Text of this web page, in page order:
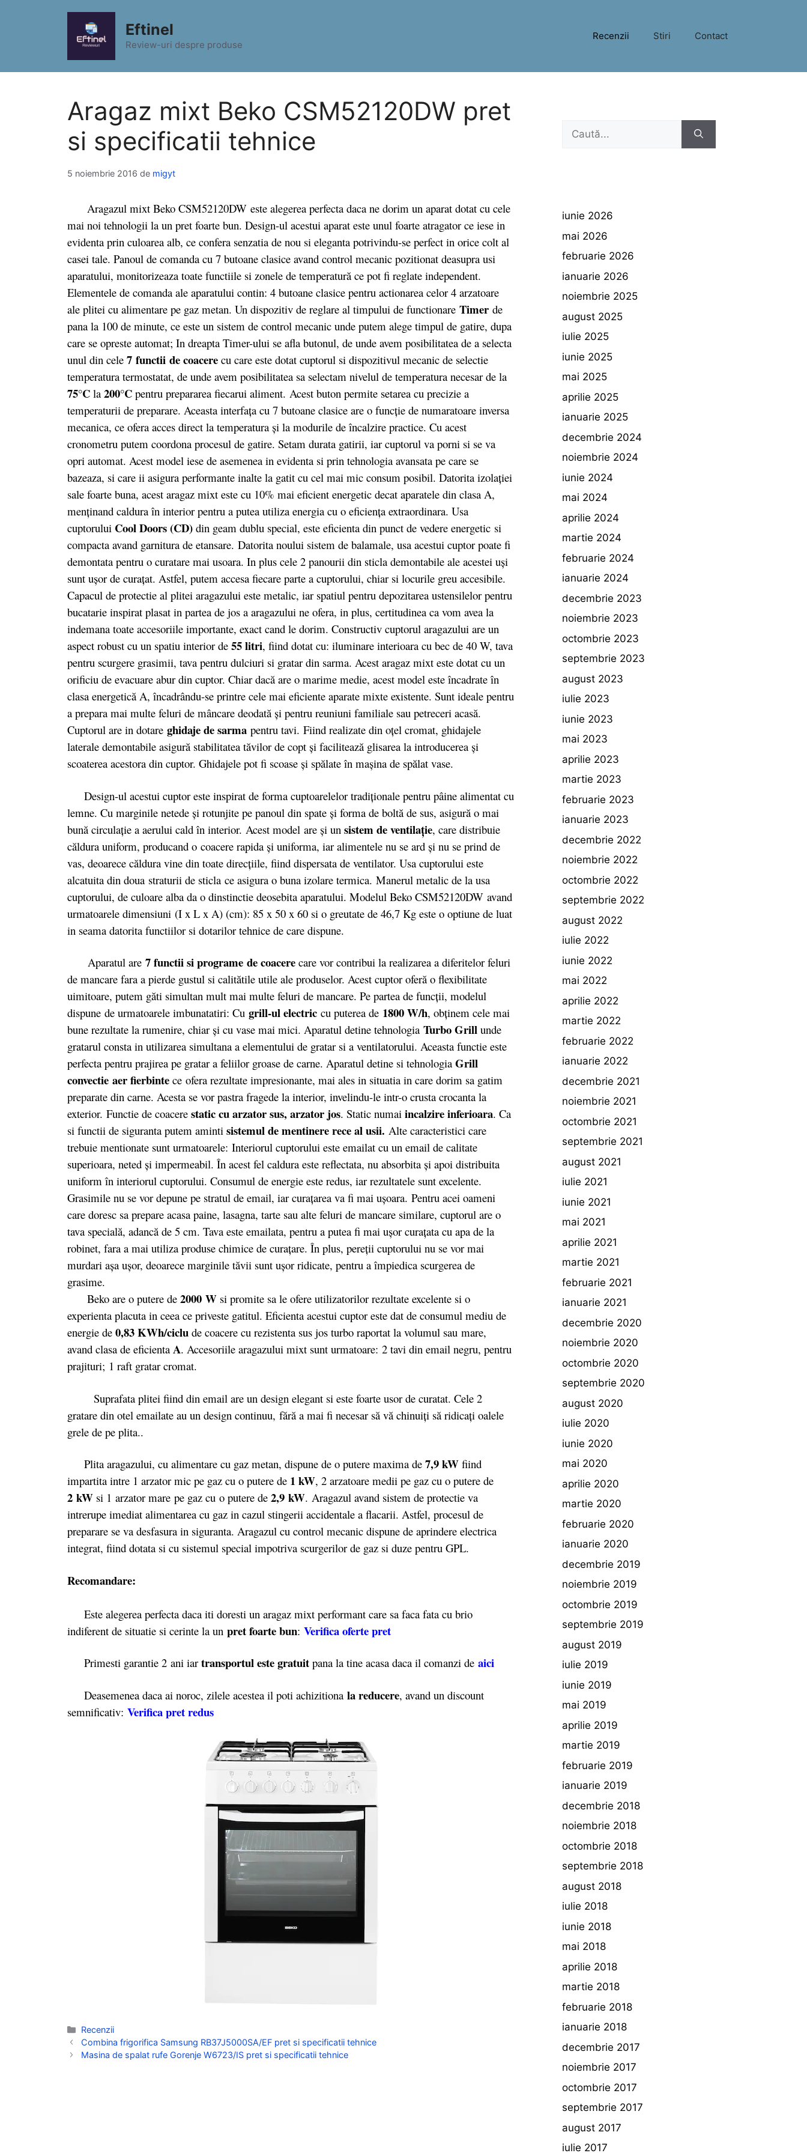
Eftinel
Review-uri despre produse
Recenzii Stiri Contact
Aragaz mixt Beko CSM52120DW pret
si specificatii tehnice
5 noiembrie 2016 de migyt
Aragazul mixt Beko CSM52120DW este alegerea perfecta daca ne dorim un aparat dotat cu cele
mai noi tehnologii la un pret foarte bun. Design-ul acestui aparat este unul foarte atragator ce iese in
evidenta prin culoarea alb, ce confera senzatia de nou si eleganta potrivindu-se perfect in orice colt al
casei tale. Panoul de comanda cu 7 butoane clasice avand control mecanic pozitionat deasupra usi
aparatului, monitorizeaza toate functiile si zonele de temperatură ce pot fi reglate independent.
Elementele de comanda ale aparatului contin: 4 butoane clasice pentru actionarea celor 4 arzatoare
ale plitei cu alimentare pe gaz metan. Un dispozitiv de reglare al timpului de functionare Timer de
pana la 100 de minute, ce este un sistem de control mecanic unde putem alege timpul de gatire, dupa
care se opreste automat; In dreapta Timer-ului se afla butonul, de unde avem posibilitatea de a selecta
unul din cele 7 functii de coacere cu care este dotat cuptorul si dispozitivul mecanic de selectie
temperatura termostatat, de unde avem posibilitatea sa selectam nivelul de temperatura necesar de la
75°C la 200°C pentru prepararea fiecarui aliment. Acest buton permite setarea cu precizie a
temperaturii de preparare. Aceasta interfaţa cu 7 butoane clasice are o funcţie de numaratoare inversa
mecanica, ce ofera acces direct la temperatura şi la modurile de încalzire practice. Cu acest
cronometru putem coordona procesul de gatire. Setam durata gatirii, iar cuptorul va porni si se va
opri automat. Acest model iese de asemenea in evidenta si prin tehnologia avansata pe care se
bazeaza, si care ii asigura performante inalte la gatit cu cel mai mic consum posibil. Datorita izolaţiei
sale foarte buna, acest aragaz mixt este cu 10% mai eficient energetic decat aparatele din clasa A,
menţinand caldura în interior pentru a putea utiliza energia cu o eficienţa extraordinara. Usa
cuptorului Cool Doors (CD) din geam dublu special, este eficienta din punct de vedere energetic si
compacta avand garnitura de etansare. Datorita noului sistem de balamale, usa acestui cuptor poate fi
demontata pentru o curatare mai usoara. In plus cele 2 panourii din sticla demontabile ale acestei uşi
sunt uşor de curaţat. Astfel, putem accesa fiecare parte a cuptorului, chiar si locurile greu accesibile.
Capacul de protectie al plitei aragazului este metalic, iar spatiul pentru depozitarea ustensilelor pentru
bucatarie inspirat plasat in partea de jos a aragazului ne ofera, in plus, certitudinea ca vom avea la
indemana toate accesoriile importante, exact cand le dorim. Constructiv cuptorul aragazului are un
aspect robust cu un spatiu interior de 55 litri, fiind dotat cu: iluminare interioara cu bec de 40 W, tava
pentru scurgere grasimii, tava pentru dulciuri si gratar din sarma. Acest aragaz mixt este dotat cu un
orificiu de evacuare abur din cuptor. Chiar dacă are o marime medie, acest model este încadrate în
clasa energetică A, încadrându-se printre cele mai eficiente aparate mixte existente. Sunt ideale pentru
a prepara mai multe feluri de mâncare deodată și pentru reuniuni familiale sau petreceri acasă.
Cuptorul are in dotare ghidaje de sarma pentru tavi. Fiind realizate din oţel cromat, ghidajele
laterale demontabile asigură stabilitatea tăvilor de copt şi facilitează glisarea la introducerea şi
scoaterea acestora din cuptor. Ghidajele pot fi scoase şi spălate în maşina de spălat vase.
Design-ul acestui cuptor este inspirat de forma cuptoarelelor tradiţionale pentru pâine alimentat cu
lemne. Cu marginile netede şi rotunjite pe panoul din spate şi forma de boltă de sus, asigură o mai
bună circulaţie a aerului cald în interior. Acest model are şi un sistem de ventilaţie, care distribuie
căldura uniform, producand o coacere rapida şi uniforma, iar alimentele nu se ard şi nu se prind de
vas, deoarece căldura vine din toate direcţiile, fiind dispersata de ventilator. Usa cuptorului este
alcatuita din doua straturii de sticla ce asigura o buna izolare termica. Manerul metalic de la usa
cuptorului, de culoare alba da o dinstinctie deosebita aparatului. Modelul Beko CSM52120DW avand
urmatoarele dimensiuni (I x L x A) (cm): 85 x 50 x 60 si o greutate de 46,7 Kg este o optiune de luat
in seama datorita functiilor si dotarilor tehnice de care dispune.
Aparatul are 7 functii si programe de coacere care vor contribui la realizarea a diferitelor feluri
de mancare fara a pierde gustul si calitătile utile ale produselor. Acest cuptor oferă o flexibilitate
uimitoare, putem găti simultan mult mai multe feluri de mancare. Pe partea de funcții, modelul
dispune de urmatoarele imbunatatiri: Cu grill-ul electric cu puterea de 1800 W/h, obţinem cele mai
bune rezultate la rumenire, chiar şi cu vase mai mici. Aparatul detine tehnologia Turbo Grill unde
gratarul consta in utilizarea simultana a elementului de gratar si a ventilatorului. Aceasta functie este
perfecta pentru prajirea pe gratar a feliilor groase de carne. Aparatul detine si tehnologia Grill
convectie aer fierbinte ce ofera rezultate impresionante, mai ales in situatia in care dorim sa gatim
preparate din carne. Acesta se vor pastra fragede la interior, invelindu-le intr-o crusta crocanta la
exterior. Functie de coacere static cu arzator sus, arzator jos. Static numai incalzire inferioara. Ca
si functii de siguranta putem aminti sistemul de mentinere rece al usii. Alte caracteristici care
trebuie mentionate sunt urmatoarele: Interiorul cuptorului este emailat cu un email de calitate
superioara, neted şi impermeabil. În acest fel caldura este reflectata, nu absorbita şi apoi distribuita
uniform în interiorul cuptorului. Consumul de energie este redus, iar rezultatele sunt excelente.
Grasimile nu se vor depune pe stratul de email, iar curaţarea va fi mai uşoara. Pentru acei oameni
care doresc sa prepare acasa paine, lasagna, tarte sau alte feluri de mancare similare, cuptorul are o
tava specială, adancă de 5 cm. Tava este emailata, pentru a putea fi mai ușor curațata cu apa de la
robinet, fara a mai utiliza produse chimice de curațare. În plus, pereții cuptorului nu se vor mai
murdari așa ușor, deoarece marginile tăvii sunt ușor ridicate, pentru a împiedica scurgerea de
grasime.
Beko are o putere de 2000 W si promite sa le ofere utilizatorilor rezultate excelente si o
experienta placuta in ceea ce priveste gatitul. Eficienta acestui cuptor este dat de consumul mediu de
energie de 0,83 KWh/ciclu de coacere cu rezistenta sus jos turbo raportat la volumul sau mare,
avand clasa de eficienta A. Accesoriile aragazului mixt sunt urmatoare: 2 tavi din email negru, pentru
prajituri; 1 raft gratar cromat.
Suprafata plitei fiind din email are un design elegant si este foarte usor de curatat. Cele 2
gratare din otel emailate au un design continuu, fără a mai fi necesar să vă chinuiţi să ridicaţi oalele
grele de pe plita..
Plita aragazului, cu alimentare cu gaz metan, dispune de o putere maxima de 7,9 kW fiind
impartita intre 1 arzator mic pe gaz cu o putere de 1 kW, 2 arzatoare medii pe gaz cu o putere de
2 kW si 1 arzator mare pe gaz cu o putere de 2,9 kW. Aragazul avand sistem de protectie va
intrerupe imediat alimentarea cu gaz in cazul stingerii accidentale a flacarii. Astfel, procesul de
preparare se va desfasura in siguranta. Aragazul cu control mecanic dispune de aprindere electrica
integrat, fiind dotata si cu sistemul special impotriva scurgerilor de gaz si duze pentru GPL.
Recomandare:
Este alegerea perfecta daca iti doresti un aragaz mixt performant care sa faca fata cu brio
indiferent de situatie si cerinte la un pret foarte bun: Verifica oferte pret
Primesti garantie 2 ani iar transportul este gratuit pana la tine acasa daca il comanzi de aici
Deasemenea daca ai noroc, zilele acestea il poti achizitiona la reducere, avand un discount
semnificativ: Verifica pret redus
Categorii
Recenzii
Combina frigorifica Samsung RB37J5000SA/EF pret si specificatii tehnice
Masina de spalat rufe Gorenje W6723/IS pret si specificatii tehnice
Caută
iunie 2026
mai 2026
februarie 2026
ianuarie 2026
noiembrie 2025
august 2025
iulie 2025
iunie 2025
mai 2025
aprilie 2025
ianuarie 2025
decembrie 2024
noiembrie 2024
iunie 2024
mai 2024
aprilie 2024
martie 2024
februarie 2024
ianuarie 2024
decembrie 2023
noiembrie 2023
octombrie 2023
septembrie 2023
august 2023
iulie 2023
iunie 2023
mai 2023
aprilie 2023
martie 2023
februarie 2023
ianuarie 2023
decembrie 2022
noiembrie 2022
octombrie 2022
septembrie 2022
august 2022
iulie 2022
iunie 2022
mai 2022
aprilie 2022
martie 2022
februarie 2022
ianuarie 2022
decembrie 2021
noiembrie 2021
octombrie 2021
septembrie 2021
august 2021
iulie 2021
iunie 2021
mai 2021
aprilie 2021
martie 2021
februarie 2021
ianuarie 2021
decembrie 2020
noiembrie 2020
octombrie 2020
septembrie 2020
august 2020
iulie 2020
iunie 2020
mai 2020
aprilie 2020
martie 2020
februarie 2020
ianuarie 2020
decembrie 2019
noiembrie 2019
octombrie 2019
septembrie 2019
august 2019
iulie 2019
iunie 2019
mai 2019
aprilie 2019
martie 2019
februarie 2019
ianuarie 2019
decembrie 2018
noiembrie 2018
octombrie 2018
septembrie 2018
august 2018
iulie 2018
iunie 2018
mai 2018
aprilie 2018
martie 2018
februarie 2018
ianuarie 2018
decembrie 2017
noiembrie 2017
octombrie 2017
septembrie 2017
august 2017
iulie 2017